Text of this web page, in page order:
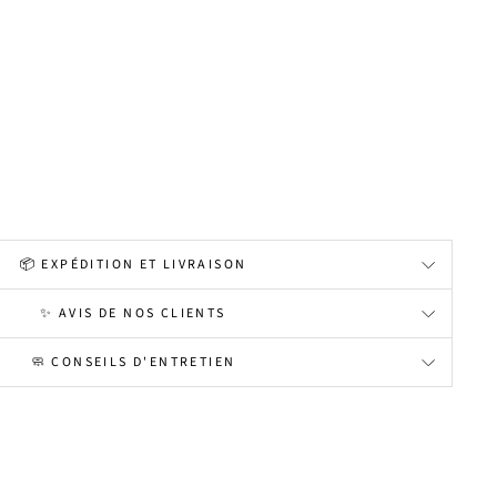
📦 EXPÉDITION ET LIVRAISON
✨ AVIS DE NOS CLIENTS
🧼 CONSEILS D'ENTRETIEN